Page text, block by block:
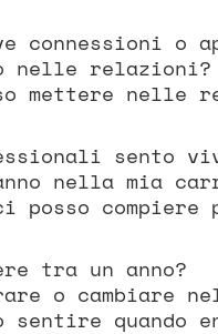
connessioni o
nelle relazioni?
mettere nelle
sento
nella mia
compiere
tra un anno?
o cambiare
sentire quando